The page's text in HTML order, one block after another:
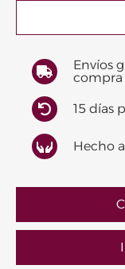
Envíos
compra
15 días
Hecho